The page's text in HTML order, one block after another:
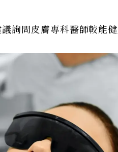
詢問皮膚專科醫師較能